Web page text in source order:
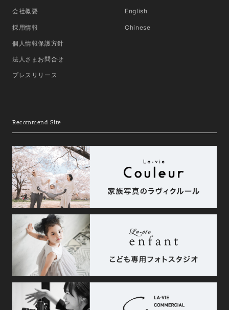
会社概要
採用情報
個人情報保護方針
法人さまお問合せ
プレスリリース
English
Chinese
Recommend Site